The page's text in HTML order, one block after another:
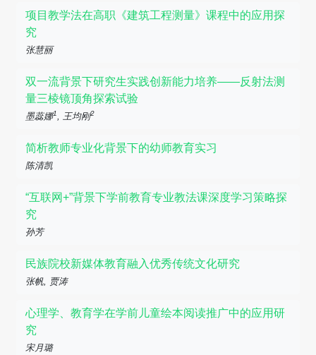
项目教学法在高职《建筑工程测量》课程中的应用探
究
张慧丽
双一流背景下研究生实践创新能力培养——反射法测
量三棱镜顶角探索试验
墨蕊娜1, 王均刚2
简析教师专业化背景下的幼师教育实习
陈清凯
“互联网+”背景下学前教育专业教法课深度学习策略探
究
孙芳
民族院校新媒体教育融入优秀传统文化研究
张帆, 贾涛
心理学、教育学在学前儿童绘本阅读推广中的应用研
究
宋月璐